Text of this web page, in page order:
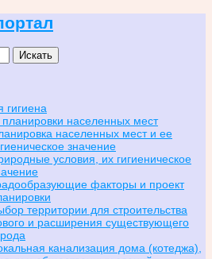
Искать
гигиена
планировки населенных мест
населенных мест и ее
значение
условия, их гигиеническое
факторы и проект
территории для строительства
и расширения существующего
канализация дома (котеджа),